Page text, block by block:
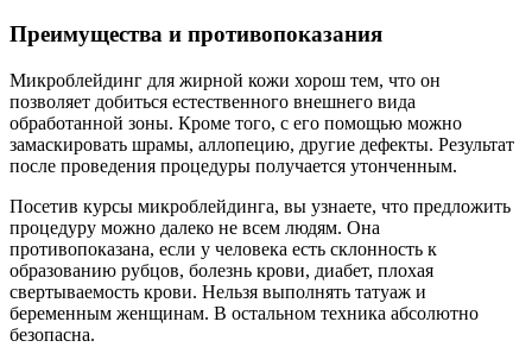
Преимущества и противопоказания
Микроблейдинг для жирной кожи хорош тем, что он
позволяет добиться естественного внешнего вида
обработанной зоны. Кроме того, с его помощью можно
замаскировать шрамы, аллопецию, другие дефекты. Результат
после проведения процедуры получается утонченным.
Посетив курсы микроблейдинга, вы узнаете, что предложить
процедуру можно далеко не всем людям. Она
противопоказана, если у человека есть склонность к
образованию рубцов, болезнь крови, диабет, плохая
свертываемость крови. Нельзя выполнять татуаж и
беременным женщинам. В остальном техника абсолютно
безопасна.